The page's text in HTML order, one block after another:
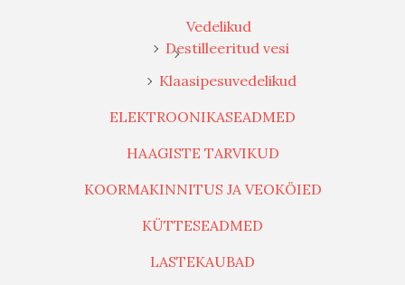
Vedelikud
Destilleeritud vesi
Klaasipesuvedelikud
ELEKTROONIKASEADMED
HAAGISTE TARVIKUD
KOORMAKINNITUS JA VEOKÖIED
KÜTTESEADMED
LASTEKAUBAD